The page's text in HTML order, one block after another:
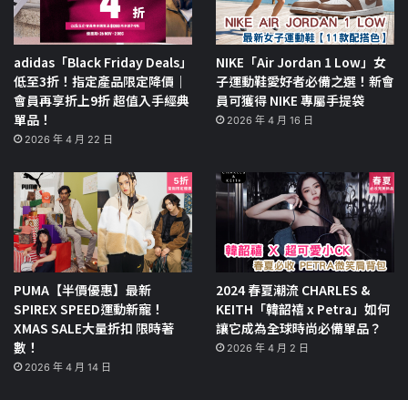
adidas「Black Friday Deals」
低至3折！指定產品限定降價｜
會員再享折上9折 超值入手經典
單品！
2026 年 4 月 22 日
NIKE「Air Jordan 1 Low」女
子運動鞋愛好者必備之選！新會
員可獲得 NIKE 專屬手提袋
2026 年 4 月 16 日
PUMA【半價優惠】最新
SPIREX SPEED運動新寵！
XMAS SALE大量折扣 限時著
數！
2026 年 4 月 14 日
2024 春夏潮流 CHARLES &
KEITH「韓韶禧 x Petra」如何
讓它成為全球時尚必備單品？
2026 年 4 月 2 日